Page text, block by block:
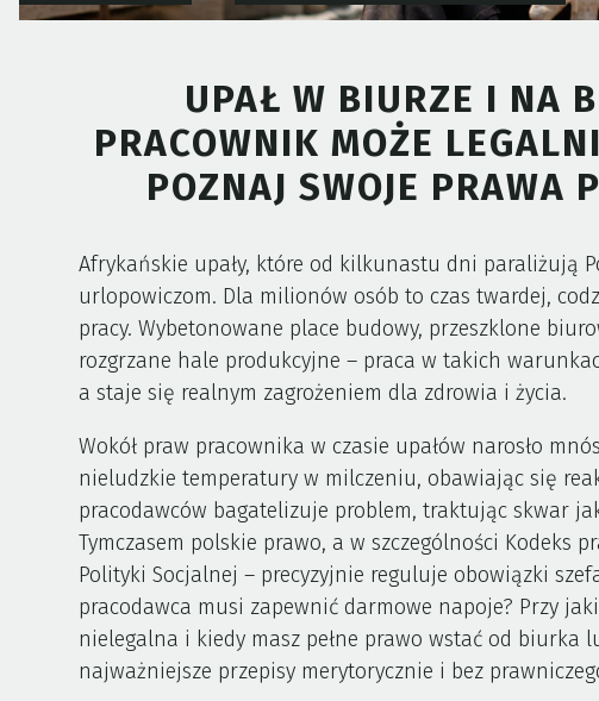
UPAŁ W BIURZE I NA
PRACOWNIK MOŻE
POZNAJ SWOJE PRAWA
Afrykańskie upały, które od kilkunastu dni paraliżują
urlopowiczom. Dla milionów osób to czas twardej,
pracy. Wybetonowane place budowy, przeszklone
rozgrzane hale produkcyjne – praca w takich
a staje się realnym zagrożeniem dla zdrowia i życia.
Wokół praw pracownika w czasie upałów narosło
nieludzkie temperatury w milczeniu, obawiając się
pracodawców bagatelizuje problem, traktując skwar
Tymczasem polskie prawo, a w szczególności Kodeks
Polityki Socjalnej – precyzyjnie reguluje obowiązki
pracodawca musi zapewnić darmowe napoje? Przy
nielegalna i kiedy masz pełne prawo wstać od biurka
najważniejsze przepisy merytorycznie i bez